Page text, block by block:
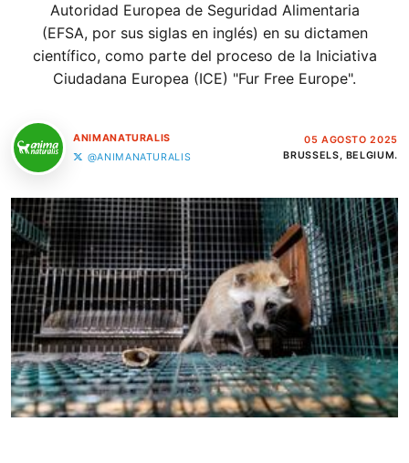
Autoridad Europea de Seguridad Alimentaria
(EFSA, por sus siglas en inglés) en su dictamen
científico, como parte del proceso de la Iniciativa
Ciudadana Europea (ICE) "Fur Free Europe".
ANIMANATURALIS
@ANIMANATURALIS
05 AGOSTO 2025
BRUSSELS, BELGIUM.